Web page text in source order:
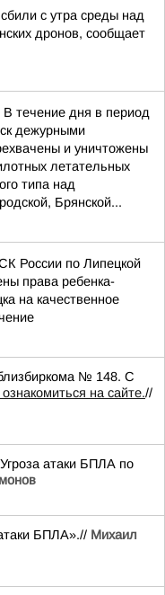
с утра среды над
дронов, сообщает
течение дня в период
дежурными
и уничтожены
летательных
типа над
Брянской...
России по Липецкой
права ребенка-
на качественное
№ 148. С
на сайте.//
атаки БПЛА по
БПЛА».// Михаил